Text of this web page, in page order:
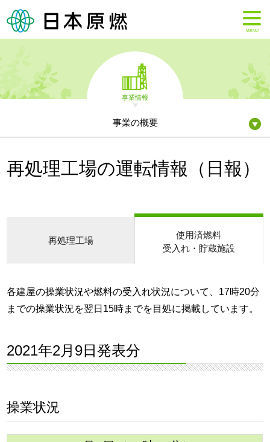
MENU
事業情報
事業の概要
再処理工場の運転情報（日報）
再処理工場
使用済燃料
受入れ・貯蔵施設
各建屋の操業状況や燃料の受入れ状況について、17時20分
までの操業状況を翌日15時までを目処に掲載しています。
2021年2月9日発表分
操業状況